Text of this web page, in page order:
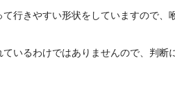
行きやすい形状をしていますので、
いるわけではありませんので、判断